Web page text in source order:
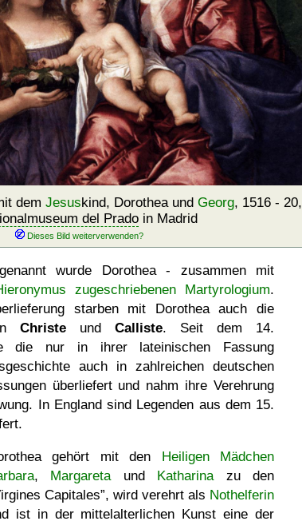
dem Jesuskind, Dorothea und Georg, 1516 - 20,
del Prado in Madrid
wurde Dorothea - zusammen mit
zugeschriebenen Martyrologium.
starben mit Dorothea auch die
Christe und Calliste. Seit dem 14.
die nur in ihrer lateinischen Fassung
auch in zahlreichen deutschen
überliefert und nahm ihre Verehrung
In England sind Legenden aus dem 15.
gehört mit den Heiligen Mädchen
, Margaretaund Katharinazu den
Capitales , wird verehrt als Nothelferin
ist in der mittelalterlichen Kunst eine der